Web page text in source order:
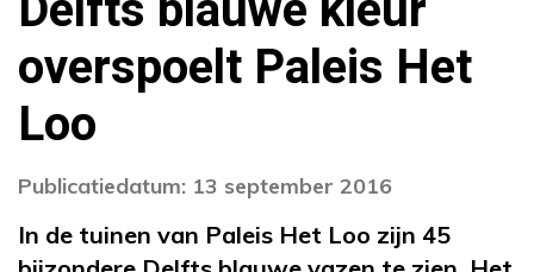
overspoelt Paleis Het
Loo
Publicatiedatum: 13 september 2016
In de tuinen van Paleis Het Loo zijn 45